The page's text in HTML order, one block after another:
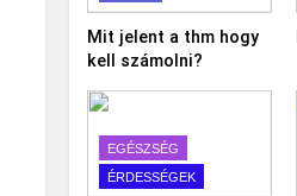
Mit jelent a thm hogy
kell számolni?
EGÉSZSÉG
ÉRDESSÉGEK